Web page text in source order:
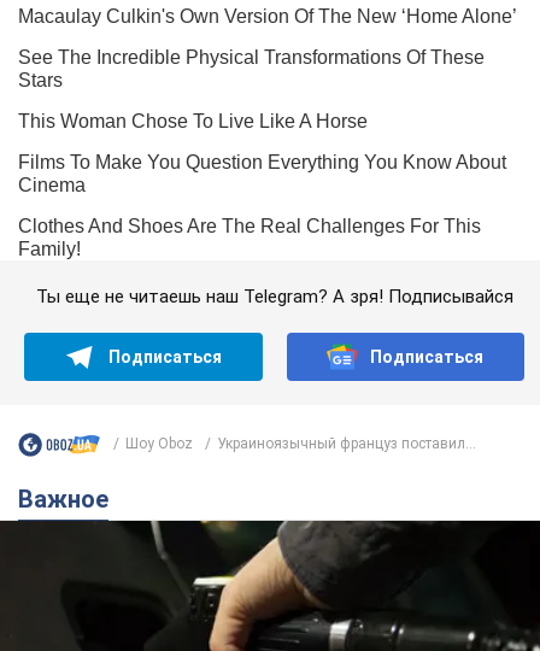
Ты еще не читаешь наш Telegram? А зря! Подписывайся
Подписаться Подписаться
Шоу Oboz Украиноязычный француз поставил...
Важное